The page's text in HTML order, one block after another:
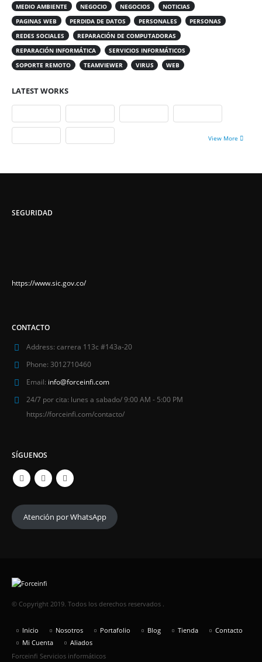
MEDIO AMBIENTE
NEGOCIO NEGOCIOS
NOTICIAS
PAGINAS WEB
PERDIDA DE DATOS PERSONALES
PERSONAS
REDES SOCIALES
REPARACIÓN DE COMPUTADORAS
REPARACIÓN INFORMÁTICA
SERVICIOS INFORMÁTICOS
SOPORTE REMOTO
TEAMVIEWER VIRUS WEB
LATEST WORKS
View More
SEGURIDAD
https://www.sic.gov.co/
CONTACTO
Address: carrera 113c #143a-20
Phone: 3012710460
Email: info@forceinfi.com
24/7 por cita: lunes a sabado/ 9:00 AM - 5:00 PM
https://forceinfi.com/contacto/
SÍGUENOS
Atención por WhatsApp
© Copyright 2019. Todos los derechos reservados .
Inicio Nosotros Portafolio Blog Tienda
Contacto
Mi Cuenta
Aliados
Forceinfi Servicios informáticos